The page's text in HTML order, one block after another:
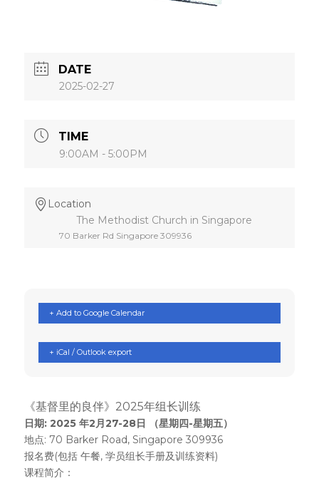
DATE
2025-02-27
TIME
9:00AM - 5:00PM
Location
The Methodist Church in Singapore
70 Barker Rd Singapore 309936
+ Add to Google Calendar
+ iCal / Outlook export
《基督里的良伴》2025年组长训练
日期: 2025 年2月27-28日 （星期四-星期五）
地点: 70 Barker Road, Singapore 309936
报名费(包括 午餐, 学员组长手册及训练资料)
课程简介：